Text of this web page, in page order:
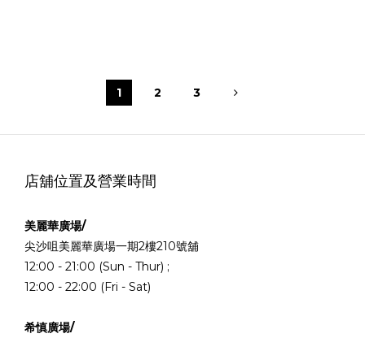
1 2 3
店舖位置及營業時間
美麗華廣場/
尖沙咀美麗華廣場一期2樓210號舖
12:00 - 21:00 (Sun - Thur) ;
12:00 - 22:00 (Fri - Sat)
希慎廣場/